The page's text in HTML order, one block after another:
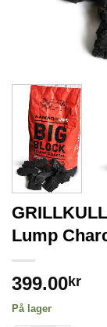
Lump
399.00kr
På lager